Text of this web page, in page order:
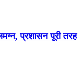
प्रशासन पूरी तरह